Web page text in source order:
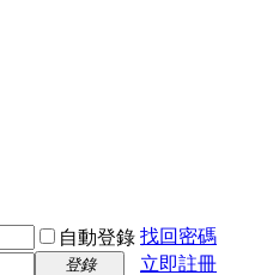
自動登錄 找回密碼
登錄 立即註冊